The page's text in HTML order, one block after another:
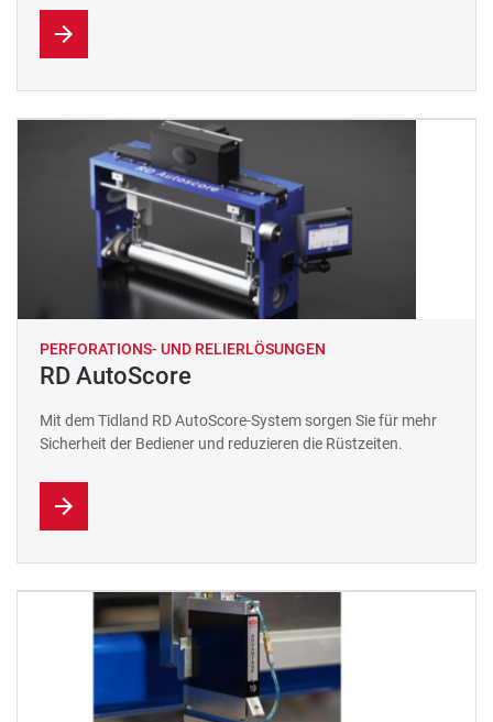
PERFORATIONS- UND RELIERLÖSUNGEN
RD AutoScore
Mit dem Tidland RD AutoScore-System sorgen Sie für mehr
Sicherheit der Bediener und reduzieren die Rüstzeiten.